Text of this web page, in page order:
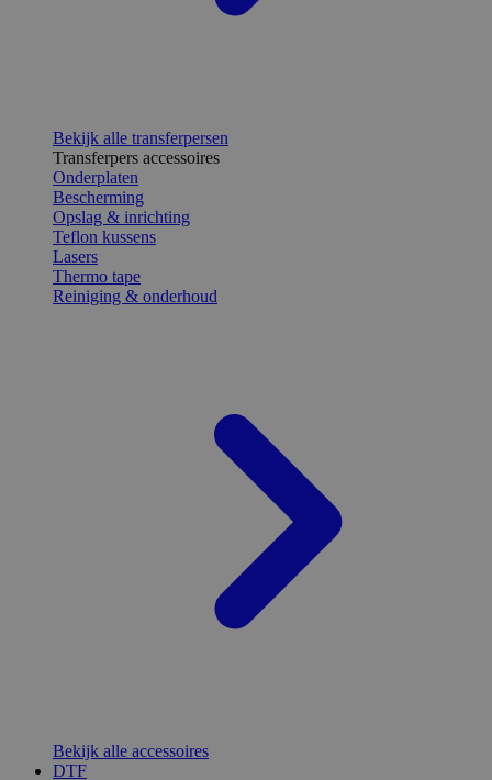
Bekijk alle transferpersen
Transferpers accessoires
Onderplaten
Bescherming
Opslag & inrichting
Teflon kussens
Lasers
Thermo tape
Reiniging & onderhoud
Bekijk alle accessoires
DTF